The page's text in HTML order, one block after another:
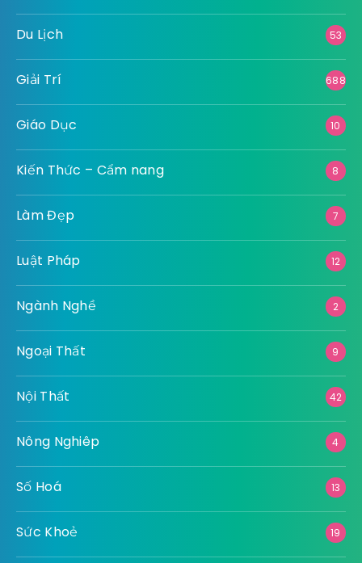
Du Lịch 53
Giải Trí 688
Giáo Dục 10
Kiến Thức – Cẩm nang 8
Làm Đẹp 7
Luật Pháp 12
Ngành Nghề 2
Ngoại Thất 9
Nội Thất 42
Nông Nghiêp 4
Số Hoá 13
Sức Khoẻ 19